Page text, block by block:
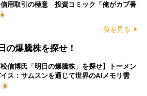
用取引の極意 投資コミック「俺がカブ番
一覧を見る
の爆騰株を探せ！
松信博氏「明日の爆騰株」を探せ】トーメン
ス：サムスンを通じて世界のAIメモリ需